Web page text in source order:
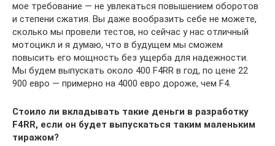
мое требование — не увлекаться повышением оборотов
и степени сжатия. Вы даже вообразить себе не можете,
сколько мы провели тестов, но сейчас у нас отличный
мотоцикл и я думаю, что в будущем мы сможем
повысить его мощность без ущерба для надежности.
Мы будем выпускать около 400 F4RR в год, по цене 22
900 евро — примерно на 4000 евро дороже, чем F4.
Стоило ли вкладывать такие деньги в разработку
F4RR, если он будет выпускаться таким маленьким
тиражом?